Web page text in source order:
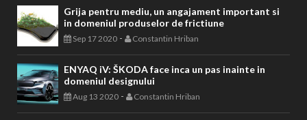
Grija pentru mediu, un angajament important si
in domeniul produselor de frictiune
Sep 17 2020 - Constantin Hriban
ENYAQ iV: ŠKODA face inca un pas inainte in
domeniul designului
Aug 13 2020 - Constantin Hriban